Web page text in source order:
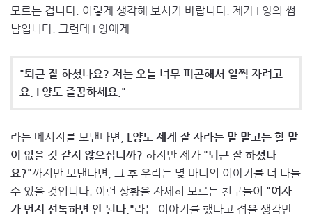
모르는 겁니다. 이렇게 생각해 보시기 바랍니다. 제가 L양의 썸
남입니다. 그런데 L양에게
"퇴근 잘 하셨나요? 저는 오늘 너무 피곤해서 일찍 자려고
요. L양도 즐꿈하세요."
라는 메시지를 보낸다면,
L양도 제게 잘 자라는 말 말고는 할 말
이 없을 것 같지 않으십니까? 하지만 제가 "퇴근 잘 하셨나
요?"까지만 보낸다면, 그 후 우리는 몇 마디의 이야기를 더 나눌
수 있을 것입니다. 이런 상황을 자세히 모르는 친구들이 "여자
가 먼저 선톡하면 안 된다."라는 이야기를 했다고 접을 생각만